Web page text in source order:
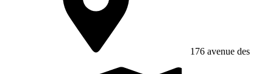
176 avenue des